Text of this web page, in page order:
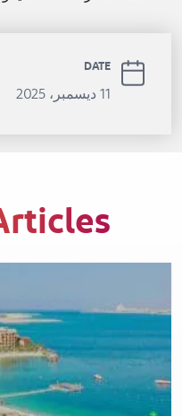
DATE
11 ديسمبر، 2025